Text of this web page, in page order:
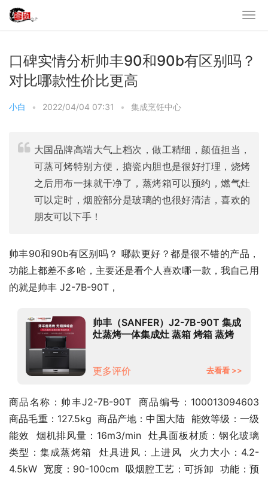
口碑实情分析帅丰90和90b有区别吗？
对比哪款性价比更高
小白 • 2022/04/04 07:31 • 集成烹饪中心
大国品牌高端大气上档次，做工精细，颜值担当，
可蒸可烤特别方便，搪瓷内胆也是很好打理，烧烤
之后用布一抹就干净了，蒸烤箱可以预约，燃气灶
可以定时，烟腔部分是玻璃的也很好清洁，喜欢的
朋友可以下手！
帅丰90和90b有区别吗？ 哪款更好？都是很不错的产品，
功能上都差不多哈，主要还是看个人喜欢哪一款，我自己用
的就是帅丰 J2-7B-90T，
帅丰（SANFER）J2-7B-90T 集成
灶蒸烤一体集成灶 蒸箱 烤箱 蒸烤
更多评价
去看看 >>
商品名称：帅丰J2-7B-90T  商品编号：100013094603
商品毛重：127.5kg  商品产地：中国大陆  能效等级：一级
能效  烟机排风量：16m3/min  灶具面板材质：钢化玻璃
类型：集成蒸烤箱  灶具进风：上进风  火力大小：4.2-
4.5kW  宽度：90-100cm  吸烟腔工艺：可拆卸  功能：预